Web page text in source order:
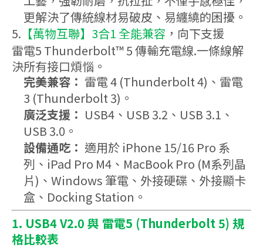
更解決了傳統線材易破皮、易纏繞的困擾。
5. 【萬物互聯】3合1 全能兼容 ，向下支援
雷電5 Thunderbolt™ 5 傳輸充電線.一條線解
決所有接口煩惱。
完美兼容： 雷電 4 (Thunderbolt 4)、雷電
3 (Thunderbolt 3)。
廣泛支援： USB4、USB 3.2、USB 3.1、
USB 3.0。
設備通吃： 適用於 iPhone 15/16 Pro 系
列、iPad Pro M4、MacBook Pro (M系列晶
片)、Windows 筆電、外接硬碟、外接顯卡
盒、Docking Station。
1. USB4 V2.0 與 雷電5 (Thunderbolt 5) 規
格比較表